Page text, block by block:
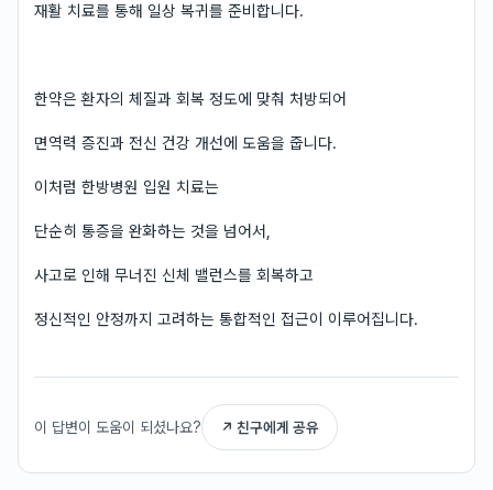
재활 치료를 통해 일상 복귀를 준비합니다.
한약은 환자의 체질과 회복 정도에 맞춰 처방되어
면역력 증진과 전신 건강 개선에 도움을 줍니다.
이처럼 한방병원 입원 치료는
단순히 통증을 완화하는 것을 넘어서,
사고로 인해 무너진 신체 밸런스를 회복하고
정신적인 안정까지 고려하는 통합적인 접근이 이루어집니다.
이 답변이 도움이 되셨나요? ↗ 친구에게 공유